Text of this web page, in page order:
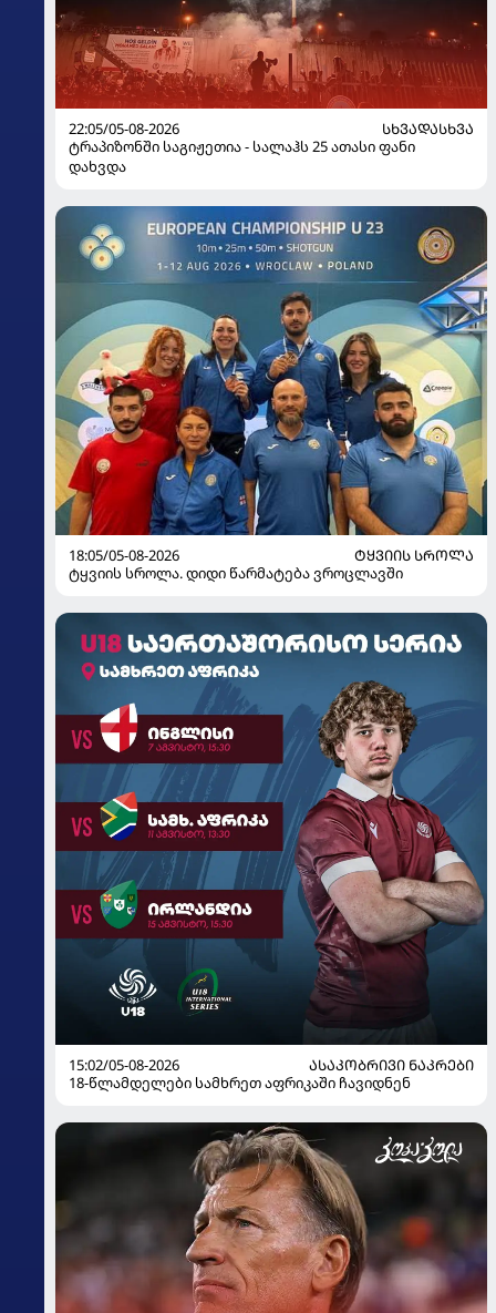
22:05/05-08-2026
ᲡᲮᲕᲐᲓᲐᲡᲮᲕᲐ
ტრაპიზონში საგიჟეთია - სალაჰს 25 ათასი ფანი
დახვდა
18:05/05-08-2026
ᲢᲧᲕᲘᲘᲡ ᲡᲠᲝᲚᲐ
ტყვიის სროლა. დიდი წარმატება ვროცლავში
15:02/05-08-2026
ᲐᲡᲐᲙᲝᲑᲠᲘᲕᲘ ᲜᲐᲙᲠᲔᲑᲘ
18-წლამდელები სამხრეთ აფრიკაში ჩავიდნენ